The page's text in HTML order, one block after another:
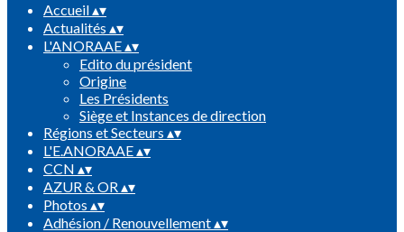
Accueil▴▾
Actualités ▴▾
L'ANORAAE▴▾
Edito du président
Origine
Les Présidents
Siège et Instances de direction
Régions et Secteurs ▴▾
L'E.ANORAAE▴▾
CCN ▴▾
AZUR & OR▴▾
Photos ▴▾
Adhésion / Renouvellement▴▾